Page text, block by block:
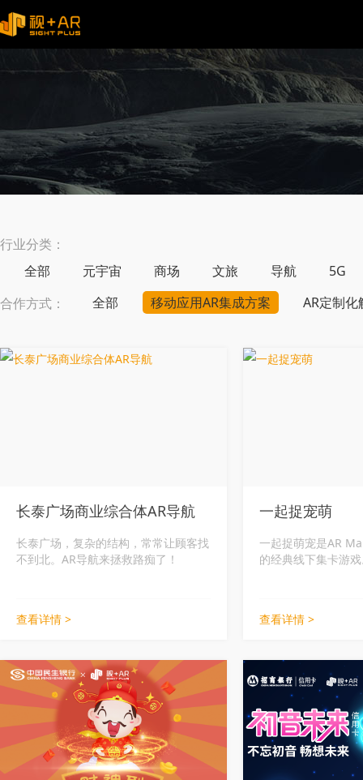
行业分类：
全部
元宇宙 商场 文旅 导航
5G
合作方式：
全部 移动应用AR集成方案 AR定制
长泰广场商业综合体AR导航
长泰广场，复杂的结构，常常让顾客找
不到北。AR导航来拯救路痴了！
查看详情 >
一起捉宠萌
一起捉萌宠是AR
的经典线下集卡游
查看详情 >